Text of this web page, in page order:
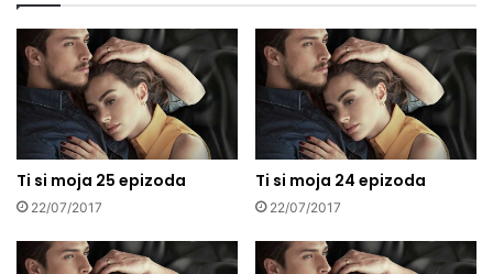
Ti si moja 25 epizoda
22/07/2017
Ti si moja 24 epizoda
22/07/2017